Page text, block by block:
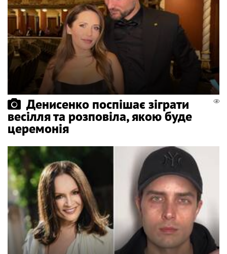
Денисенко поспішає зіграти
весілля та розповіла, якою буде
церемонія